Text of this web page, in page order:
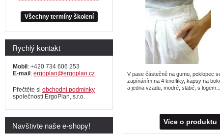
V pase částečně na gumu, poklopec
zapínáním na 4 knoflíky, kapsy na
a jedna vzadu, modré, slabé, s
Více o produktu
Všechny termíny školení
Rychlý kontakt
Mobil: +420 734 606 253
E-mail: ergoplan@ergoplan.cz
Přečtěte si obchodní podmínky
společnosti ErgoPlan, s.r.o.
Navštivte naše e-shopy!